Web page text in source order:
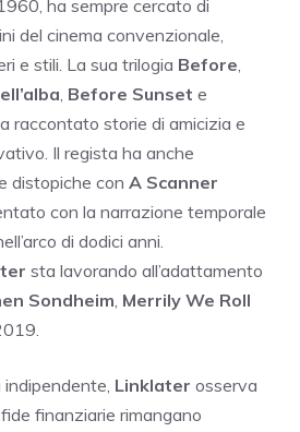
ha sempre cercato di
del cinema convenzionale,
e stili. La sua trilogia Before,
, Before Sunset e
raccontato storie di amicizia e
Il regista ha anche
distopiche con A Scanner
con la narrazione temporale
di dodici anni.
sta lavorando all’adattamento
Sondheim, Merrily We Roll
indipendente, Linklater osserva
finanziarie rimangano